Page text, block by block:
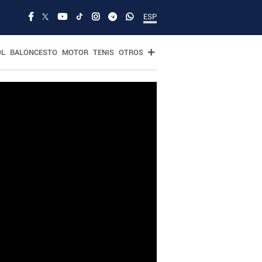
ESP
BALONCESTO MOTOR TENIS OTROS